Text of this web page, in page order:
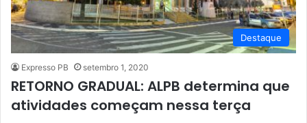
Destaque
Expresso PB setembro 1, 2020
RETORNO GRADUAL: ALPB determina que
atividades começam nessa terça